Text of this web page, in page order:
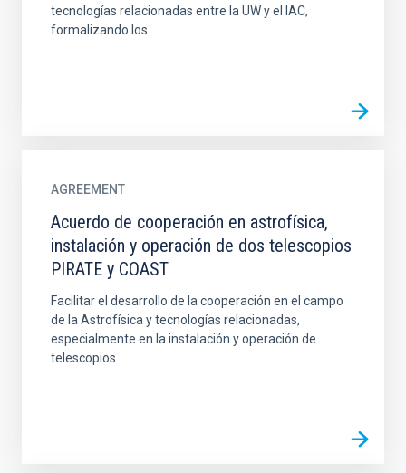
tecnologías relacionadas entre la UW y el IAC,
formalizando los...
AGREEMENT
Acuerdo de cooperación en astrofísica,
instalación y operación de dos telescopios
PIRATE y COAST
Facilitar el desarrollo de la cooperación en el campo
de la Astrofísica y tecnologías relacionadas,
especialmente en la instalación y operación de
telescopios...